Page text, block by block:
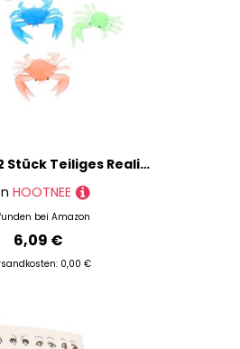
HOOTNEE 12 Stück Teiliges Realistische Krabben Spielzeuge aus Weichem Umweltfreundlichem TPR Material Bunte Meeresfiguren als Aquarium Dekoration und Kinderspielzeug Fantasie
HOOTNEE
bei Amazon
6,09 €
0,00 €